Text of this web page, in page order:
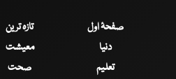
صفحۂ اول تازہ ترین
دنیا
معیشت
تعلیم
صحت